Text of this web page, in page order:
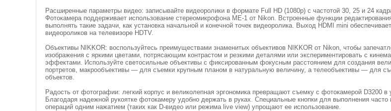
Расширенные параметры видео: записывайте видеоролики в формате Full HD (1080p) с частотой 30, 25 и 24
Фотокамера поддерживает использование стереомикрофона ME-1 от Nikon. Встроенные функции
выполнять такие задачи, как установка начальной и конечной точек видеоролика. Выход HDMI mini
видеороликов на телевизоре HDTV.
Объективы NIKKOR: воспользуйтесь преимуществами знаменитых объективов NIKKOR от Nikon, чтобы
изображения с яркими цветами, потрясающим контрастом и резкими деталями или экспериментировать с
эффектами. Используйте светосильные объективы с фиксированным фокусным расстоянием для создания
портретов, макрообъективы — для съемки крупным планом в натуральную величину, а телеобъективы — для
объектов.
Радость от фотографии: легкий корпус и великолепная эргономика превращают съемку с фотокамерой D3200 в
Благодаря надежной рукоятке фотокамеру удобно держать в руках. Специальные кнопки для выполнения часто
операций одним нажатием (таких как D-видео или режима live view) упрощают ее использование.